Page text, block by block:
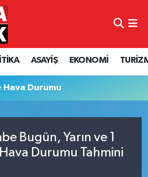
ASAYİŞ EKONOMİ
Hava Durumu
Bugün, Yarın ve 1
Durumu Tahmini
Durumu ve Fikstür